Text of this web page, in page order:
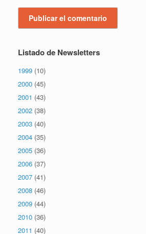
Listado de Newsletters
1999 (10)
2000 (45)
2001 (43)
2002 (38)
2003 (40)
2004 (35)
2005 (36)
2006 (37)
2007 (41)
2008 (46)
2009 (44)
2010 (36)
2011 (40)